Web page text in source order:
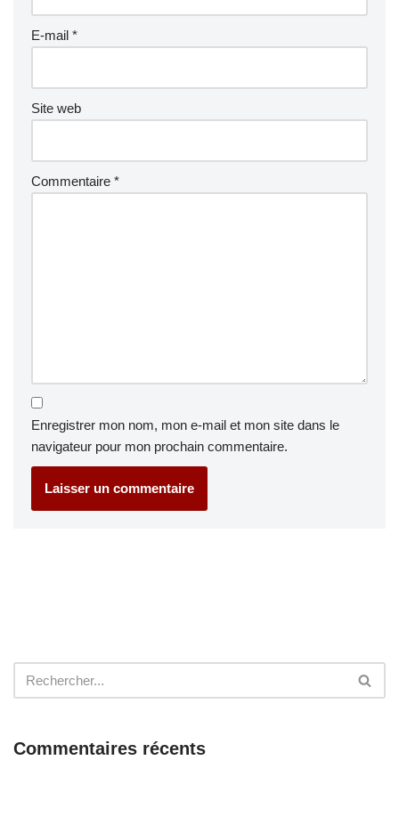
E-mail *
Site web
Commentaire *
Enregistrer mon nom, mon e-mail et mon site dans le
navigateur pour mon prochain commentaire.
Commentaires récents